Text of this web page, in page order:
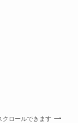
クロールできます